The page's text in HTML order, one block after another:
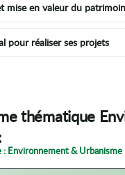
mise en valeur du
pour réaliser ses projets
thématique
: Environnement & Urbanisme